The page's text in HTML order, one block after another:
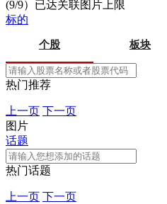
(9/9）已达关联图片上限
标的
个股 板块
热门推荐
上一页 下一页
图片
话题
热门话题
上一页 下一页